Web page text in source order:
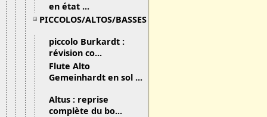
en état ...
PICCOLOS/ALTOS/BASSES
piccolo Burkardt :
révision co...
Flute Alto
Gemeinhardt en sol ...
Altus : reprise
complète du bo...